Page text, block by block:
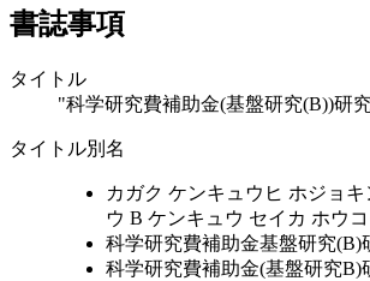
書誌事項
タイトル
"科学研究費補助金(基盤研究(B))研
タイトル別名
カガク ケンキュウヒ ホジョキ
ウ B ケンキュウ セイカ ホウ
科学研究費補助金基盤研究(B)
科学研究費補助金(基盤研究B)